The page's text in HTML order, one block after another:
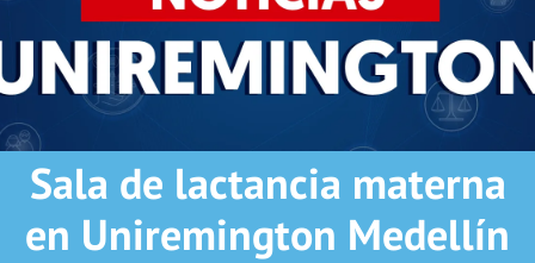
Sala de lactancia materna
en Uniremington Medellín